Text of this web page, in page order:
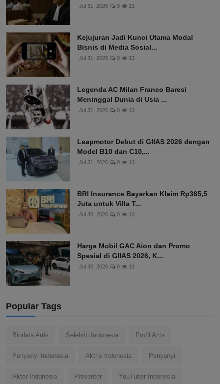
Jul 31, 2026 0 13
Kejujuran Jadi Kunci Utama Modal
Bisnis di Media Sosial...
Jul 31, 2026 0 13
Legenda AC Milan Franco Baresi
Meninggal Dunia di Usia ...
Jul 31, 2026 0 13
Leapmotor Debut di GIIAS 2026 dengan
Model B10 dan C10,...
Jul 31, 2026 0 13
BRI Insurance Bayarkan Klaim Rp365,5
Juta untuk Villa T...
Jul 30, 2026 0 13
Harga Mobil GAC Aion dan Promo
Spesial di GIIAS 2026, K...
Jul 30, 2026 0 13
Popular Tags
Biodata Artis Selebriti Indonesia Profil Artis
Penyanyi Indonesia Aktris Indonesia Penyanyi
Aktor Indonesia Presenter YouTuber Indonesia